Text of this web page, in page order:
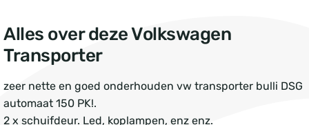
Alles over deze Volkswagen
Transporter
zeer nette en goed onderhouden vw transporter bulli DSG
automaat 150 PK!.
2 x schuifdeur. Led, koplampen, enz enz.